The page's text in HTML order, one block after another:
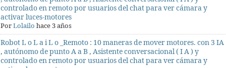
controlado en remoto por usuarios del chat para ver cámara y
activar luces-motores
PorLolailo hace 3 años
Robot L o L a i L o _Remoto : 10 maneras de mover motores. con 3 IA
, autónomo de punto A a B , Asistente conversacional ( I A ) y
controlado en remoto por usuarios del chat para ver cámara y